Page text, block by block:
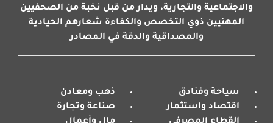
والاجتماعية والتجارية، ويدار من قبل نخبة من الصحفيين
المهنيين ذوي التخصص والكفاءة شعارهم الحيادية
والمصداقية والدقة في المصادر
سياحة وفنادق
ذهب ومعادن
اقتصاد واستثمار
صناعة وتجارة